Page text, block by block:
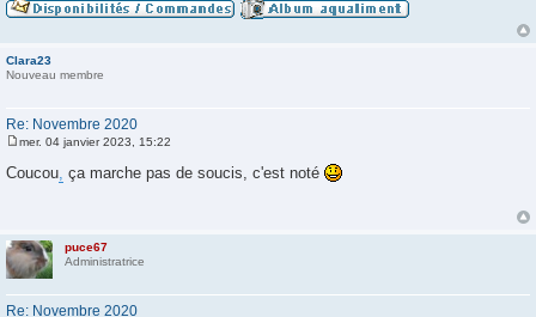
Clara23
Nouveau membre
Re: Novembre 2020
e
s
e
mer. 04 janvier 2023, 15:22
Coucou, ça marche pas de soucis, c'est noté
puce67
Administratrice
Re: Novembre 2020